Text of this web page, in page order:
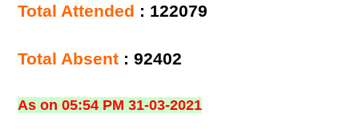
Total Attended : 122079
Total Absent : 92402
As on 05:54 PM 31-03-2021